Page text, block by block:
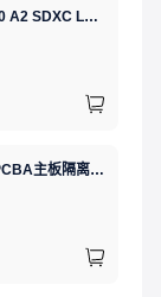
SD卡 工业级 TLC 64GB C10 U3 V30 A2 SDXC LDPC纠错 PE 3K 无人机、行车记录仪、安防监控适配
新宏辉达 单通头六角铜柱M3*11+6 PCBA主板隔离螺柱